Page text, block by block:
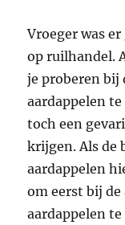
Vroeger was
op ruilhandel.
je proberen bij
aardappelen
toch een
krijgen. Als de
aardappelen
om eerst bij
aardappelen